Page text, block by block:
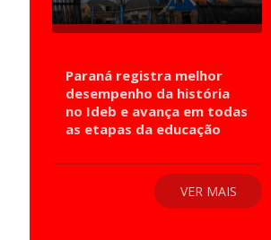
Paraná registra melhor
desempenho da história
no Ideb e avança em todas
as etapas da educação
VER MAIS